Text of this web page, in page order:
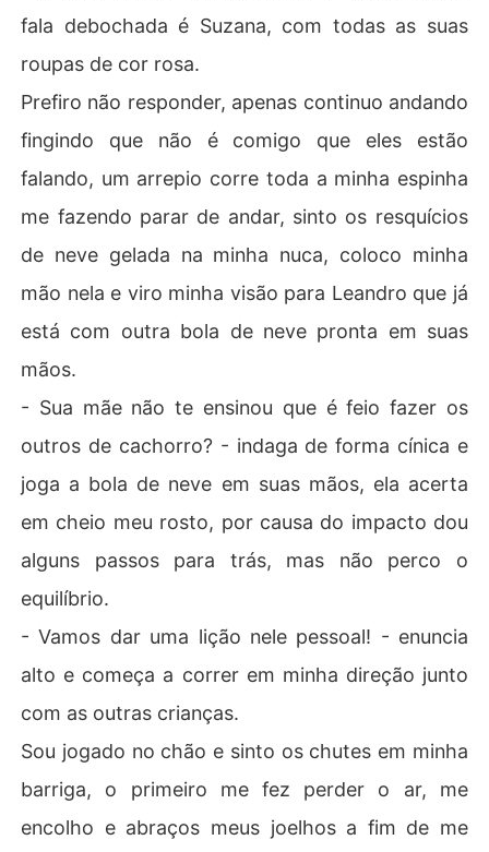
fala debochada é Suzana, com todas as suas
roupas de cor rosa.
Prefiro não responder, apenas continuo andando
fingindo que não é comigo que eles estão
falando, um arrepio corre toda a minha espinha
me fazendo parar de andar, sinto os resquícios
de neve gelada na minha nuca, coloco minha
mão nela e viro minha visão para Leandro que já
está com outra bola de neve pronta em suas
mãos.
- Sua mãe não te ensinou que é feio fazer os
outros de cachorro? - indaga de forma cínica e
joga a bola de neve em suas mãos, ela acerta
em cheio meu rosto, por causa do impacto dou
alguns passos para trás, mas não perco o
equilíbrio.
- Vamos dar uma lição nele pessoal! - enuncia
alto e começa a correr em minha direção junto
com as outras crianças.
Sou jogado no chão e sinto os chutes em minha
barriga, o primeiro me fez perder o ar, me
encolho e abraços meus joelhos a fim de me